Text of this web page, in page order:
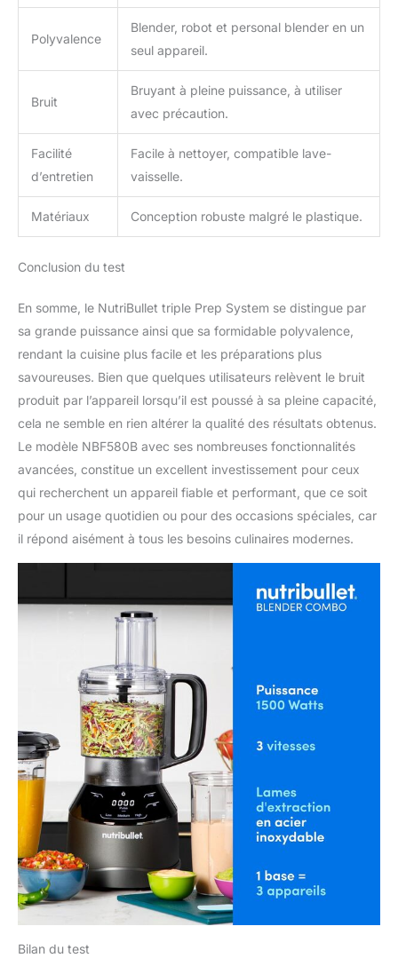
Polyvalence
Blender, robot et personal blender en un
seul appareil.
Bruit
Bruyant à pleine puissance, à utiliser
avec précaution.
Facilité
d’entretien
Facile à nettoyer, compatible lave-
vaisselle.
Matériaux Conception robuste malgré le plastique.
Conclusion du test
En somme, le NutriBullet triple Prep System se distingue par
sa grande puissance ainsi que sa formidable polyvalence,
rendant la cuisine plus facile et les préparations plus
savoureuses. Bien que quelques utilisateurs relèvent le bruit
produit par l’appareil lorsqu’il est poussé à sa pleine capacité,
cela ne semble en rien altérer la qualité des résultats obtenus.
Le modèle NBF580B avec ses nombreuses fonctionnalités
avancées, constitue un excellent investissement pour ceux
qui recherchent un appareil fiable et performant, que ce soit
pour un usage quotidien ou pour des occasions spéciales, car
il répond aisément à tous les besoins culinaires modernes.
Bilan du test